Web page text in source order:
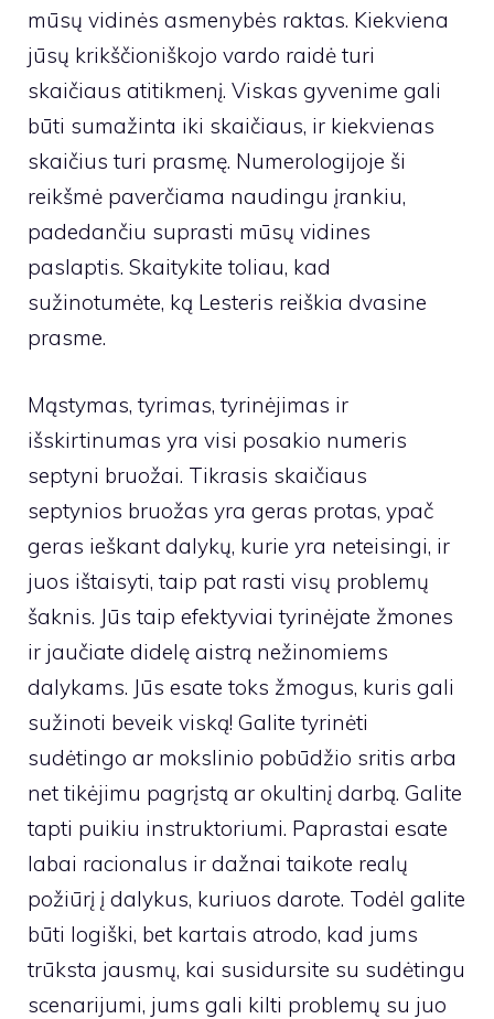
mūsų vidinės asmenybės raktas. Kiekviena
jūsų krikščioniškojo vardo raidė turi
skaičiaus atitikmenį. Viskas gyvenime gali
būti sumažinta iki skaičiaus, ir kiekvienas
skaičius turi prasmę. Numerologijoje ši
reikšmė paverčiama naudingu įrankiu,
padedančiu suprasti mūsų vidines
paslaptis. Skaitykite toliau, kad
sužinotumėte, ką Lesteris reiškia dvasine
prasme.
Mąstymas, tyrimas, tyrinėjimas ir
išskirtinumas yra visi posakio numeris
septyni bruožai. Tikrasis skaičiaus
septynios bruožas yra geras protas, ypač
geras ieškant dalykų, kurie yra neteisingi, ir
juos ištaisyti, taip pat rasti visų problemų
šaknis. Jūs taip efektyviai tyrinėjate žmones
ir jaučiate didelę aistrą nežinomiems
dalykams. Jūs esate toks žmogus, kuris gali
sužinoti beveik viską! Galite tyrinėti
sudėtingo ar mokslinio pobūdžio sritis arba
net tikėjimu pagrįstą ar okultinį darbą. Galite
tapti puikiu instruktoriumi. Paprastai esate
labai racionalus ir dažnai taikote realų
požiūrį į dalykus, kuriuos darote. Todėl galite
būti logiški, bet kartais atrodo, kad jums
trūksta jausmų, kai susidursite su sudėtingu
scenarijumi, jums gali kilti problemų su juo